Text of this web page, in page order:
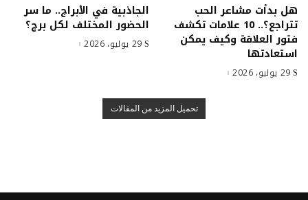
هل بدأت مشاعر الحب
تتراجع؟.. 10 علامات تكشف
فتور العلاقة وكيف يمكن
استعادتها
29 يوليو، 2026
الجاذبية في الأبراج.. ما سر
الحضور المختلف لكل برج؟
29 يوليو، 2026
تحميل المزيد من المقالات